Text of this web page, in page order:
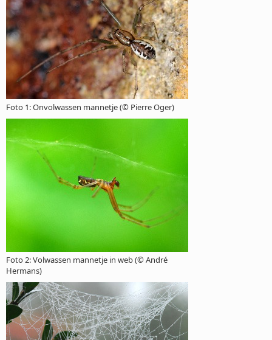
Foto 1: Onvolwassen mannetje (© Pierre Oger)
Foto 2: Volwassen mannetje in web (© André
Hermans)